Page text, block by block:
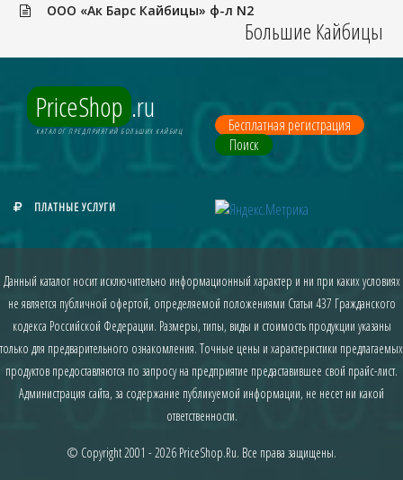
ООО «Ак Барс Кайбицы» ф-л N2
Большие Кайбицы
PriceShop .ru
КАТАЛОГ ПРЕДПРИЯТИЙ БОЛЬШИХ КАЙБИЦ
Бесплатная регистрация
Поиск
ПЛАТНЫЕ УСЛУГИ
Данный каталог носит исключительно информационный характер и ни при каких условиях
не является публичной офертой, определяемой положениями Статьи 437 Гражданского
кодекса Российской Федерации. Размеры, типы, виды и стоимость продукции указаны
только для предварительного ознакомления. Точные цены и характеристики предлагаемых
продуктов предоставляются по запросу на предприятие предаставившее свой прайс-лист.
Администрация сайта, за содержание публикуемой информации, не несет ни какой
ответственности.
© Copyright 2001 - 2026 PriceShop.Ru. Все права защищены.